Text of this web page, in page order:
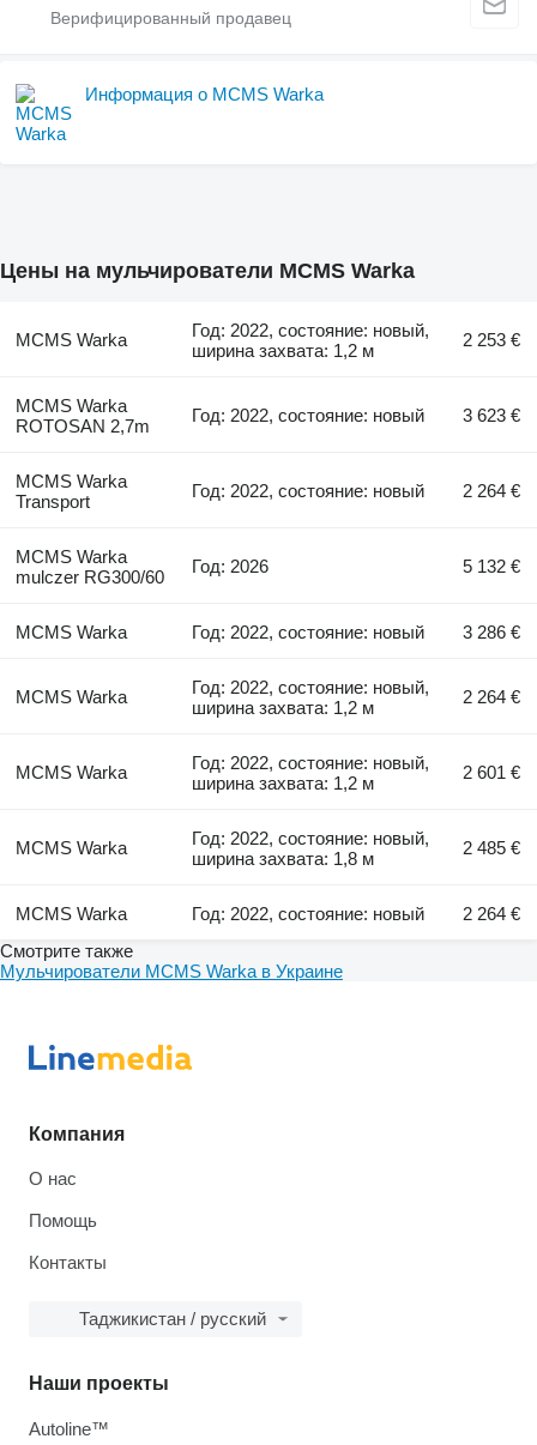
Информация о MCMS Warka
Цены на мульчирователи MCMS Warka
MCMS Warka
Год: 2022, состояние: новый,
ширина захвата: 1,2 м
2 253 €
MCMS Warka
ROTOSAN 2,7m
Год: 2022, состояние: новый 3 623 €
MCMS Warka
Transport
Год: 2022, состояние: новый 2 264 €
MCMS Warka
mulczer RG300/60
Год: 2026 5 132 €
MCMS Warka Год: 2022, состояние: новый 3 286 €
MCMS Warka
Год: 2022, состояние: новый,
ширина захвата: 1,2 м
2 264 €
MCMS Warka
Год: 2022, состояние: новый,
ширина захвата: 1,2 м
2 601 €
MCMS Warka
Год: 2022, состояние: новый,
ширина захвата: 1,8 м
2 485 €
MCMS Warka Год: 2022, состояние: новый
2 264 €
Смотрите также
Мульчирователи MCMS Warka в Украине
Компания
О нас
Помощь
Контакты
Таджикистан / русский
Наши проекты
Autoline™